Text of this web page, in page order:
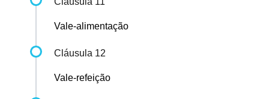
Vale-alimentação
Cláusula 12
Vale-refeição